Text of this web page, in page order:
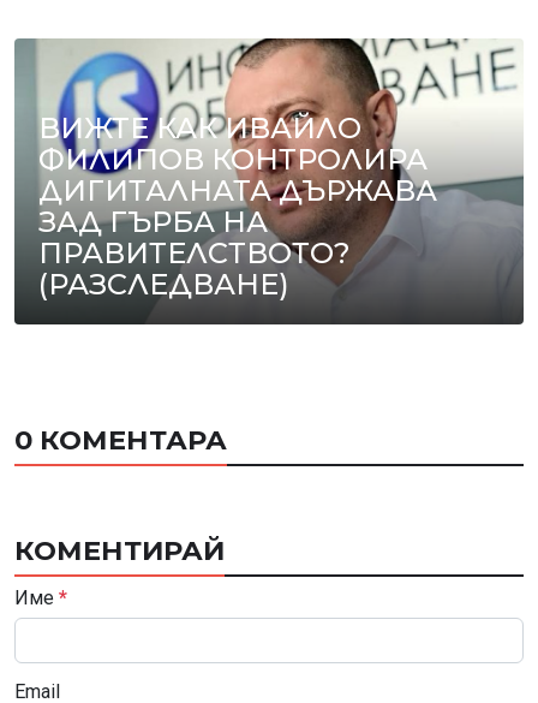
ВИЖТЕ КАК ИВАЙЛО
ФИЛИПОВ КОНТРОЛИРА
ДИГИТАЛНАТА ДЪРЖАВА
ЗАД ГЪРБА НА
ПРАВИТЕЛСТВОТО?
(РАЗСЛЕДВАНЕ)
0 КОМЕНТАРА
КОМЕНТИРАЙ
Име *
Email